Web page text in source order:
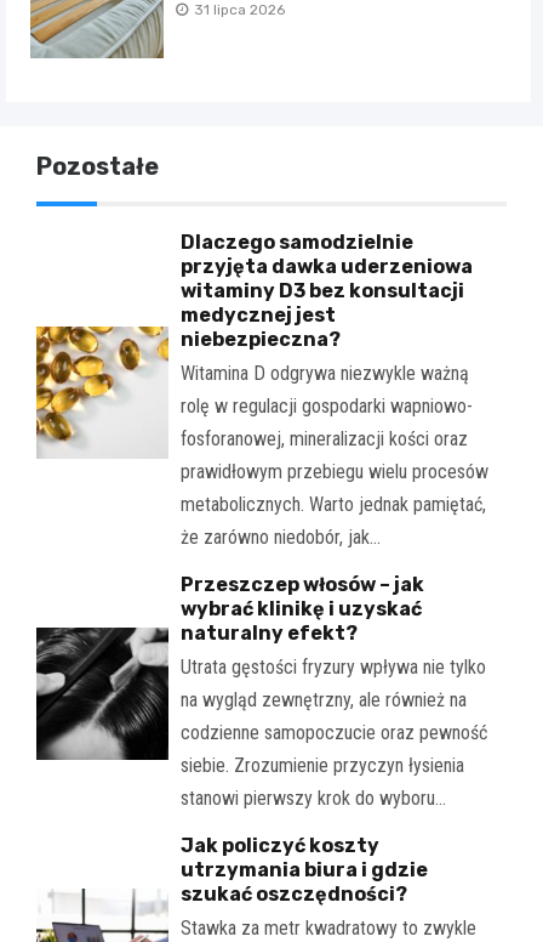
31 lipca 2026
Pozostałe
Dlaczego samodzielnie
przyjęta dawka uderzeniowa
witaminy D3 bez konsultacji
medycznej jest
niebezpieczna?
Witamina D odgrywa niezwykle ważną
rolę w regulacji gospodarki wapniowo-
fosforanowej, mineralizacji kości oraz
prawidłowym przebiegu wielu procesów
metabolicznych. Warto jednak pamiętać,
że zarówno niedobór, jak…
Przeszczep włosów – jak
wybrać klinikę i uzyskać
naturalny efekt?
Utrata gęstości fryzury wpływa nie tylko
na wygląd zewnętrzny, ale również na
codzienne samopoczucie oraz pewność
siebie. Zrozumienie przyczyn łysienia
stanowi pierwszy krok do wyboru…
Jak policzyć koszty
utrzymania biura i gdzie
szukać oszczędności?
Stawka za metr kwadratowy to zwykle